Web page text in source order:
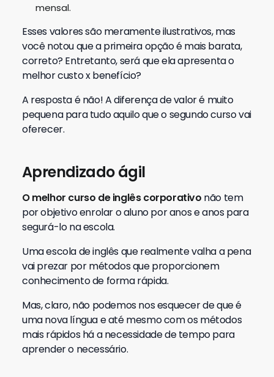
mensal.
Esses valores são meramente ilustrativos, mas
você notou que a primeira opção é mais barata,
correto? Entretanto, será que ela apresenta o
melhor custo x benefício?
A resposta é não! A diferença de valor é muito
pequena para tudo aquilo que o segundo curso vai
oferecer.
Aprendizado ágil
O melhor curso de inglês corporativo não tem
por objetivo enrolar o aluno por anos e anos para
segurá-lo na escola.
Uma escola de inglês que realmente valha a pena
vai prezar por métodos que proporcionem
conhecimento de forma rápida.
Mas, claro, não podemos nos esquecer de que é
uma nova língua e até mesmo com os métodos
mais rápidos há a necessidade de tempo para
aprender o necessário.